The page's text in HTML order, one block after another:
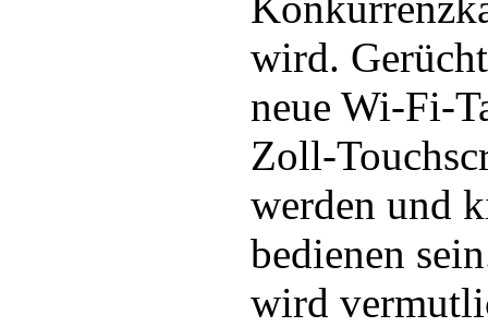
wird.
neue Wi-Fi-
Zoll-
werden und
bedienen
wird